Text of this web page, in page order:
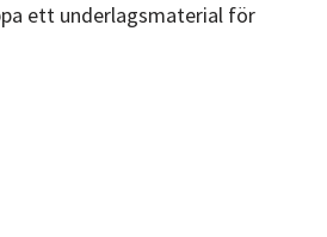
ett underlagsmaterial för